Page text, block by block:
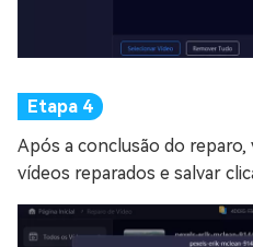
Após a conclusão do reparo,
vídeos reparados e salvar